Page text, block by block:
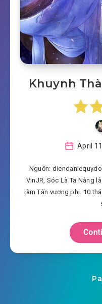
Khuynh
April
Nguồn:
VinJR, Sóc Là Ta Nàng
làm Tấn vương phi. 10